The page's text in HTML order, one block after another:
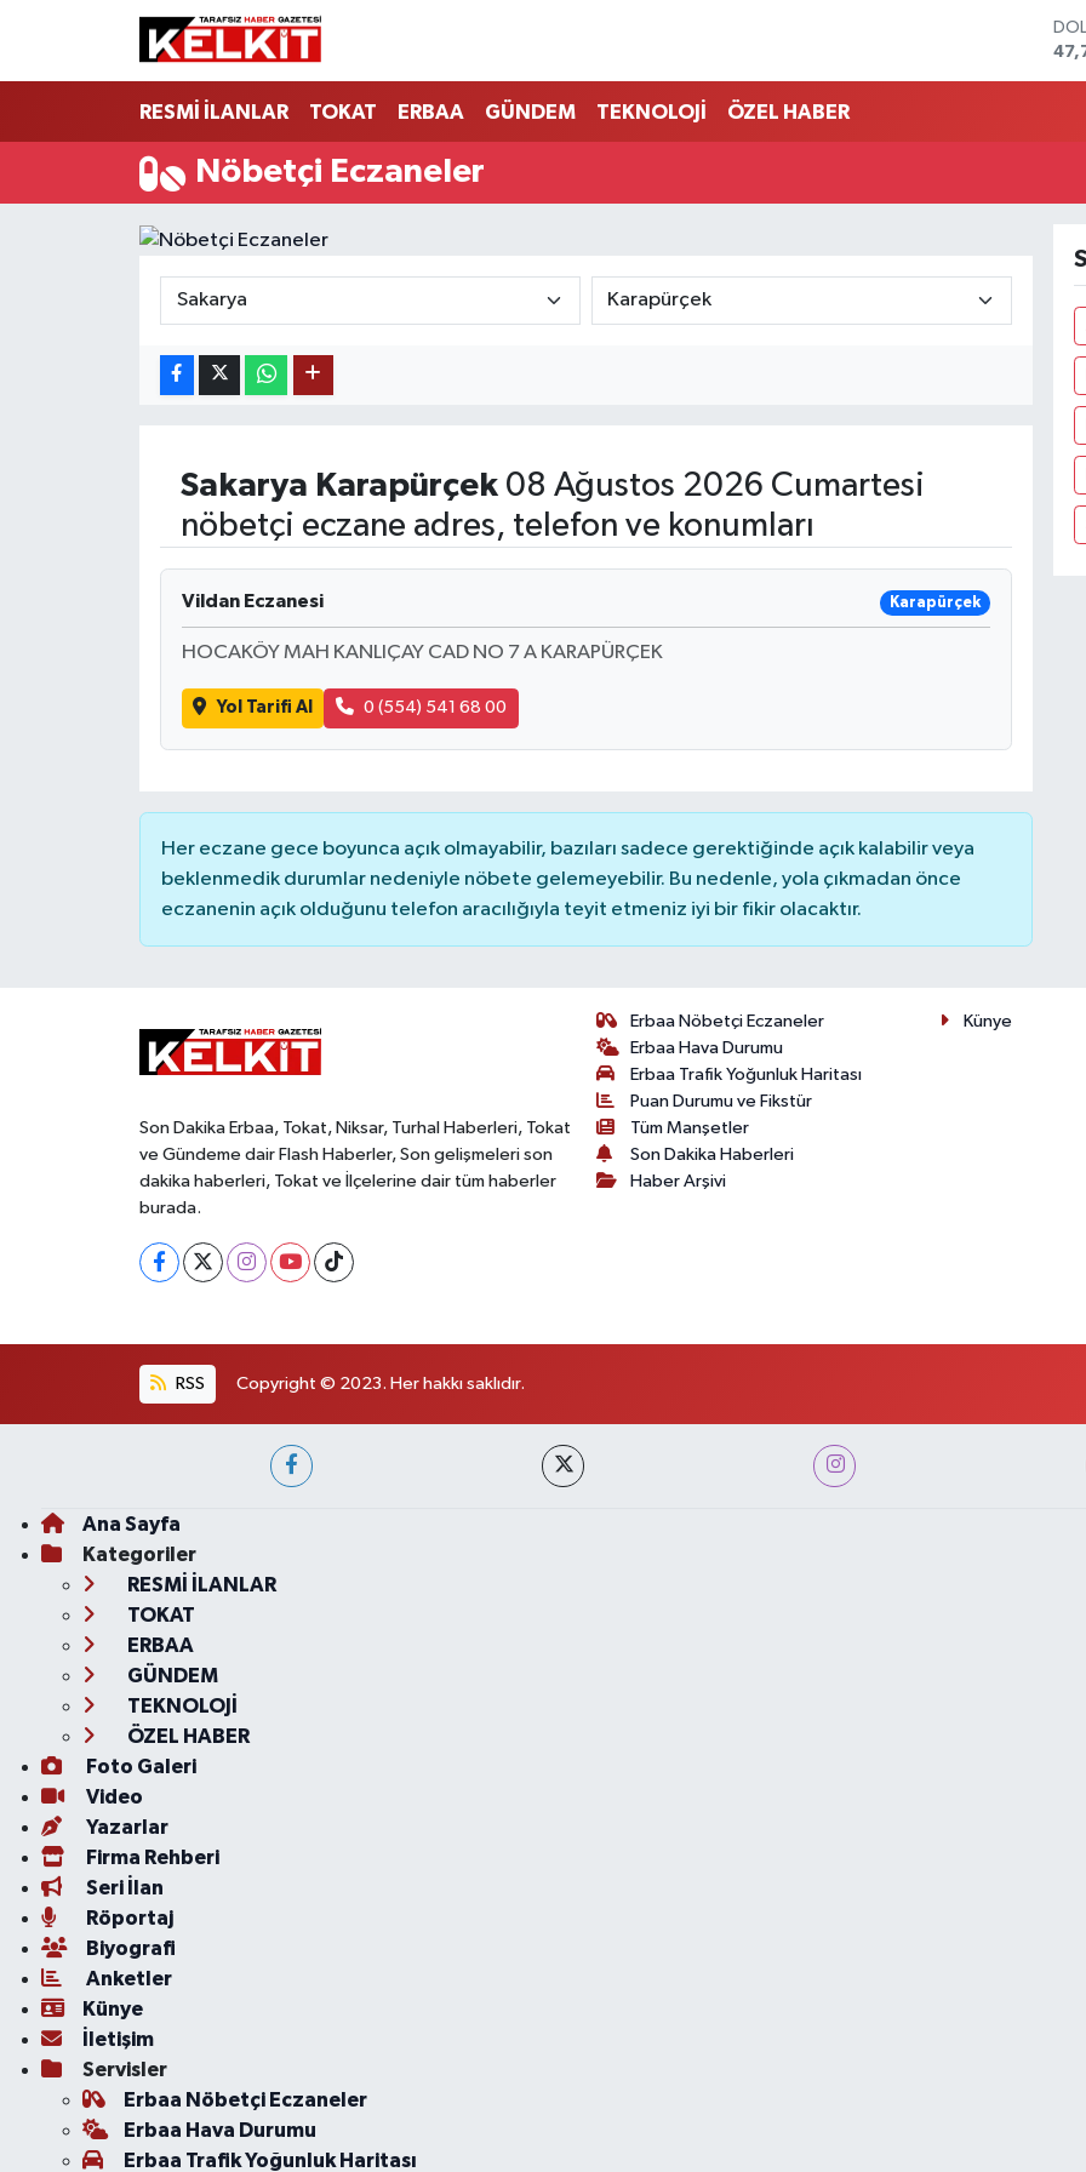
RESMİ İLANLAR TOKAT ERBAA GÜNDEM TEKNOLOJİ ÖZEL HABER
Nöbetçi Eczaneler
Sakarya Karapürçek08 Ağustos 2026 Cumartesi
nöbetçi eczane adres, telefon ve konumları
Vildan Eczanesi Karapürçek
HOCAKÖY MAH KANLIÇAY CAD NO 7 A KARAPÜRÇEK
Yol Tarifi Al 0 (554) 541 68 00
Her eczane gece boyunca açık olmayabilir, bazıları sadece gerektiğinde açık kalabilir veya
beklenmedik durumlar nedeniyle nöbete gelemeyebilir. Bu nedenle, yola çıkmadan önce
eczanenin açık olduğunu telefon aracılığıyla teyit etmeniz iyi bir fikir olacaktır.
Son Dakika Erbaa, Tokat, Niksar, Turhal Haberleri, Tokat
ve Gündeme dair Flash Haberler, Son gelişmeleri son
dakika haberleri, Tokat ve İlçelerine dair tüm haberler
burada.
Erbaa Nöbetçi Eczaneler
Erbaa Hava Durumu
Erbaa Trafik Yoğunluk Haritası
Puan Durumu ve Fikstür
Tüm Manşetler
Son Dakika Haberleri
Haber Arşivi
Künye
RSS Copyright © 2023. Her hakkı saklıdır.
Ana Sayfa
Kategoriler
RESMİ İLANLAR
TOKAT
ERBAA
GÜNDEM
TEKNOLOJİ
ÖZEL HABER
Foto Galeri
Video
Yazarlar
Firma Rehberi
Seri İlan
Röportaj
Biyografi
Anketler
Künye
İletişim
Servisler
Erbaa Nöbetçi Eczaneler
Erbaa Hava Durumu
Erbaa Trafik Yoğunluk Haritası